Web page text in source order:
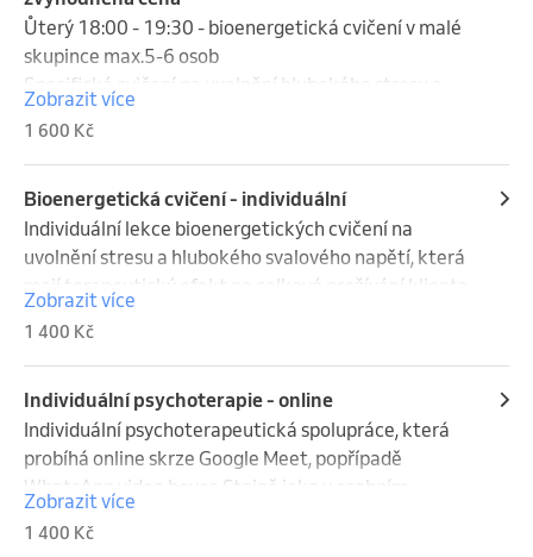
Ůterý 18:00 - 19:30 - bioenergetická cvičení v malé
skupince max.5-6 osob
Specifická cvičení na uvolnění hlubokého stresu a
napětí a obnovení životní vitality.
Zobrazit více
1 600 Kč
Bioenergetická cvičení - individuální
Individuální lekce bioenergetických cvičení na
uvolnění stresu a hlubokého svalového napětí, která
mají terapeutický efekt na celkové prožívání klienta.
Na rozdíl od skupinové lekce umožňuje individuální
setkání zaměřit se specificky na témata, která klient
přináší.
Zobrazit více
1 400 Kč
Individuální psychoterapie - online
Individuální psychoterapeutická spolupráce, která
probíhá online skrze Google Meet, popřípadě
WhatsApp video hovor. Stejně jako v osobním
setkání používám vedle rozhovoru také prvky práce
s tělem vycházející z bioenergetiky a dalších
Zobrazit více
1 400 Kč